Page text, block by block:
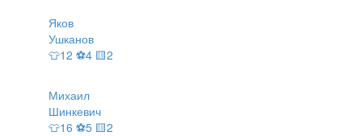
Яков
Ушканов
👕12 ⚽4 🟨2
Михаил
Шинкевич
👕16 ⚽5 🟨2